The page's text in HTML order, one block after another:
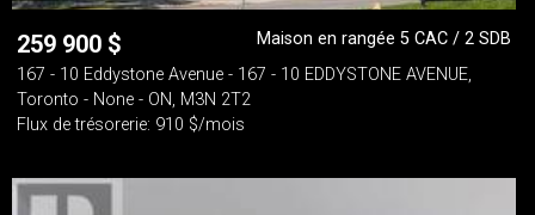
259 900 $
Maison en rangée 5 CAC / 2 SDB
167 - 10 Eddystone Avenue - 167 - 10 EDDYSTONE AVENUE,
Toronto - None - ON, M3N 2T2
Flux de trésorerie: 910 $/mois